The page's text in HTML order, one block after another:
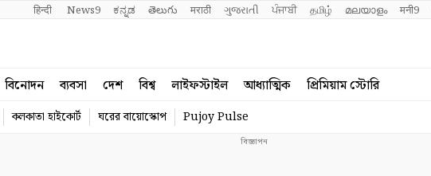
हिन्दी News9 ಕನ್ನಡ తెలుగు मराठी ગુજરાતી ਪੰਜਾਬੀ தமிழ் മലയാളം मनी9
বিনোদন ব্যবসা দেশ বিশ্ব লাইফস্টাইল আধ্যাত্মিক প্রিমিয়াম স্টোরি
কলকাতা হাইকোর্ট ঘরের বায়োস্কোপ Pujoy Pulse